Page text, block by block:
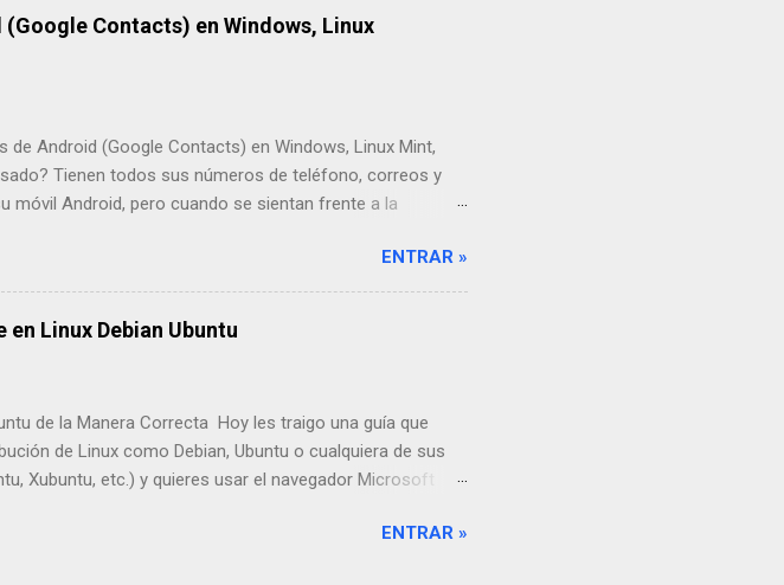
en los de siempre. Sin embargo, Min es
para ser minimalista. Imagina que quitas todas
Contacts) en Windows, Linux
de Android (Google Contacts) en Windows, Linux Mint,
Tienen todos sus números de teléfono, correos y
móvil Android, pero cuando se sientan frente a la
estar mirando el móvil a cada rato. ¡Es frustrante! Yo pasé
uso Windows 11 y en el trabajo me muevo mucho
tener mi agenda sincronizada en todos
Mint:
el paquete .deb ...
ENTRAR »
Linux Debian Ubuntu
de la Manera Correcta Hoy les traigo una guía que
de Linux como Debian, Ubuntu o cualquiera de sus
Xubuntu, etc.) y quieres usar el navegador Microsoft
instalar Edge en Linux podía ser un dolor de cabeza, con
ENTRAR »